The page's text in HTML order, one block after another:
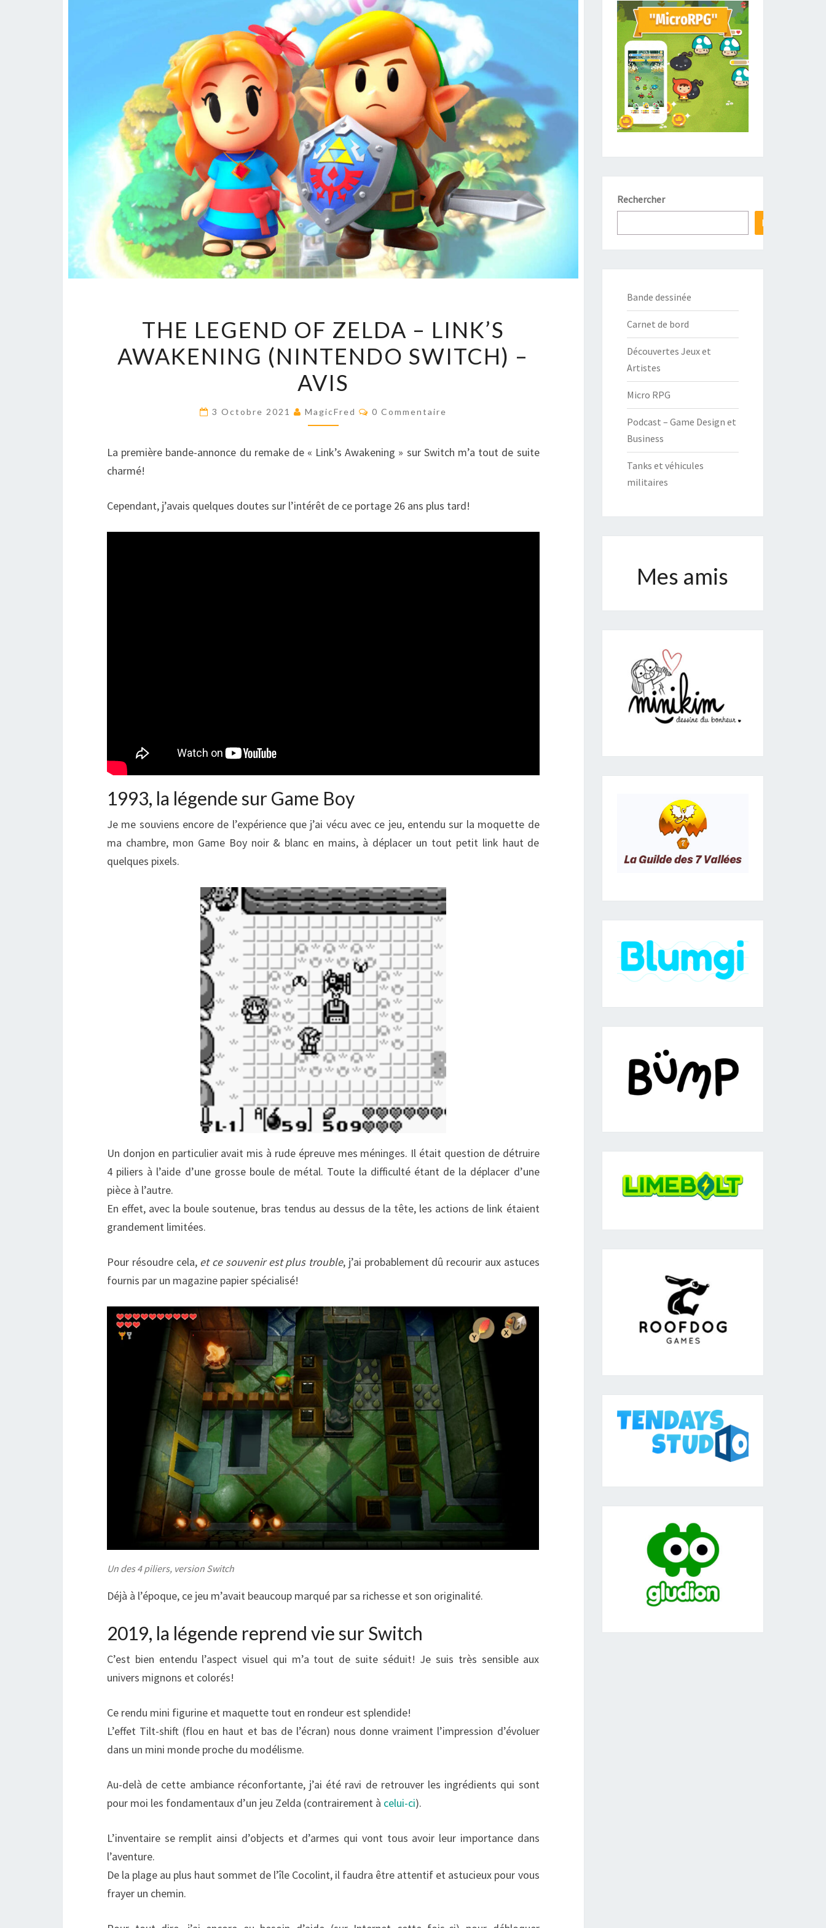
LEGEND
OF
ZELDA
–
AWAKENING
SWITCH)
THE LEGEND OF ZELDA – LINK’S
AWAKENING (NINTENDO SWITCH) –
AVIS
3 Octobre 2021 MagicFred Commentaires
0 Commentaire
La première bande-annonce du remake de « Link’s Awakening » sur Switch m’a tout de suite
charmé!
Cependant, j’avais quelques doutes sur l’intérêt de ce portage 26 ans plus tard!
1993, la légende sur Game Boy
Je me souviens encore de l’expérience que j’ai vécu avec ce jeu, entendu sur la moquette de
ma chambre, mon Game Boy noir & blanc en mains, à déplacer un tout petit link haut de
quelques pixels.
Un donjon en particulier avait mis à rude épreuve mes méninges. Il était question de détruire
4 piliers à l’aide d’une grosse boule de métal. Toute la difficulté étant de la déplacer d’une
pièce à l’autre.
En effet, avec la boule soutenue, bras tendus au dessus de la tête, les actions de link étaient
grandement limitées.
Pour résoudre cela, et ce souvenir est plus trouble, j’ai probablement dû recourir aux astuces
fournis par un magazine papier spécialisé!
Un des 4 piliers, version Switch
Déjà à l’époque, ce jeu m’avait beaucoup marqué par sa richesse et son originalité.
2019, la légende reprend vie sur Switch
C’est bien entendu l’aspect visuel qui m’a tout de suite séduit! Je suis très sensible aux
univers mignons et colorés!
Ce rendu mini figurine et maquette tout en rondeur est splendide!
L’effet Tilt-shift (flou en haut et bas de l’écran) nous donne vraiment l’impression d’évoluer
dans un mini monde proche du modélisme.
Au-delà de cette ambiance réconfortante, j’ai été ravi de retrouver les ingrédients qui sont
pour moi les fondamentaux d’un jeu Zelda (contrairement à celui-ci).
L’inventaire se remplit ainsi d’objects et d’armes qui vont tous avoir leur importance dans
l’aventure.
De la plage au plus haut sommet de l’île Cocolint, il faudra être attentif et astucieux pour vous
frayer un chemin.
Rechercher
Hop
Bande dessinée
Carnet de bord
Découvertes Jeux et
Artistes
Micro RPG
Podcast – Game Design et
Business
Tanks et véhicules
militaires
Mes amis